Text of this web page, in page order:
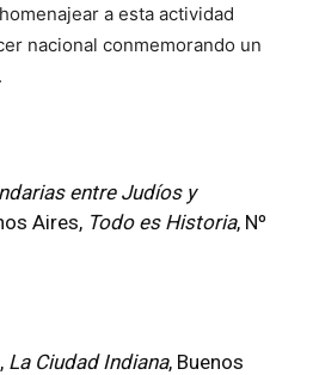
a esta actividad
nacional conmemorando un
entre Judíos y
Aires, Todo es Historia, Nº
La Ciudad Indiana, Buenos